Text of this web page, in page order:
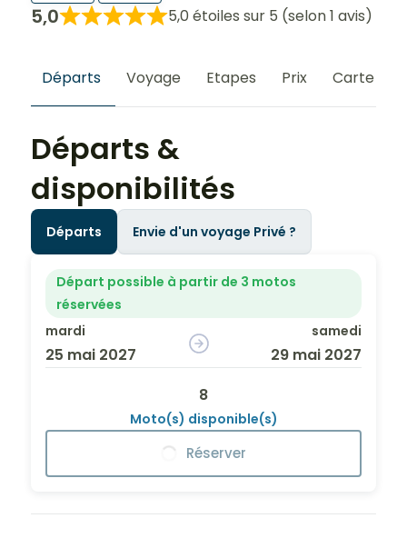
5,0 5,0 étoiles sur 5 (selon 1 avis)
Départs Voyage Etapes Prix Carte
Départs &
disponibilités
Départs Envie d'un voyage Privé ?
Départ possible à partir de 3 motos
réservées
mardi
25 mai 2027
samedi
29 mai 2027
8
Moto(s) disponible(s)
Réserver